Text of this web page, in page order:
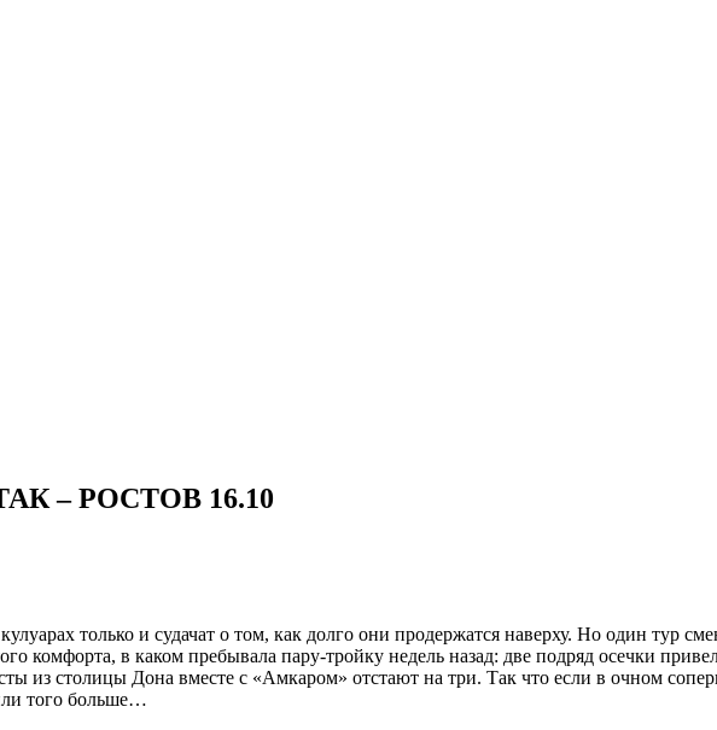
– РОСТОВ 16.10
только и судачат о том, как долго они продержатся наверху. Но один тур
комфорта, в каком пребывала пару-тройку недель назад: две подряд осечки
из столицы Дона вместе с «Амкаром» отстают на три. Так что если в очном
того больше…